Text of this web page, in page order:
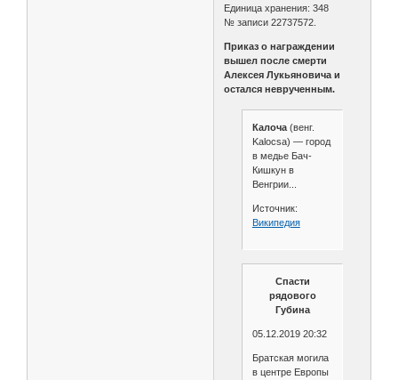
Единица хранения: 348
№ записи 22737572.
Приказ о награждении
вышел после смерти
Алексея Лукьяновича и
остался неврученным.
Калоча(венг.
Kalocsa) — город
в медье Бач-
Кишкун в
Венгрии...
Источник:
Википедия
Спасти
рядового
Губина
05.12.2019 20:32
Братская могила
в центре Европы